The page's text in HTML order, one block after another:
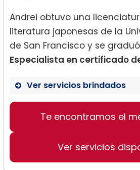
Andrei obtuvo una
literatura japonesas de la
de San Francisco y se
Especialista en certificado
Ver servicios brindados
Inmigración:
Te encontramos el
Ver servicios